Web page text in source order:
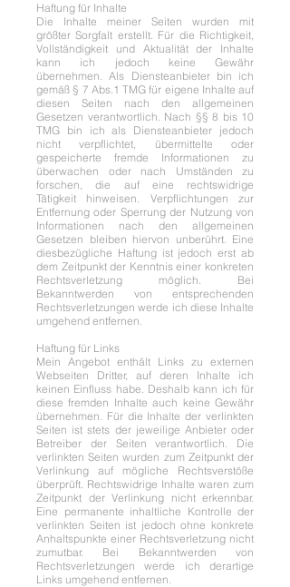
Haftung für Inhalte
Die Inhalte meiner Seiten wurden mit
größter Sorgfalt erstellt. Für die Richtigkeit,
Vollständigkeit und Aktualität der Inhalte
kann ich jedoch keine Gewähr
übernehmen. Als Diensteanbieter bin ich
gemäß § 7 Abs.1 TMG für eigene Inhalte auf
diesen Seiten nach den allgemeinen
Gesetzen verantwortlich. Nach §§ 8 bis 10
TMG bin ich als Diensteanbieter jedoch
nicht verpflichtet, übermittelte oder
gespeicherte fremde Informationen zu
überwachen oder nach Umständen zu
forschen, die auf eine rechtswidrige
Tätigkeit hinweisen. Verpflichtungen zur
Entfernung oder Sperrung der Nutzung von
Informationen nach den allgemeinen
Gesetzen bleiben hiervon unberührt. Eine
diesbezügliche Haftung ist jedoch erst ab
dem Zeitpunkt der Kenntnis einer konkreten
Rechtsverletzung möglich. Bei
Bekanntwerden von entsprechenden
Rechtsverletzungen werde ich diese Inhalte
umgehend entfernen.
Haftung für Links
Mein Angebot enthält Links zu externen
Webseiten Dritter, auf deren Inhalte ich
keinen Einfluss habe. Deshalb kann ich für
diese fremden Inhalte auch keine Gewähr
übernehmen. Für die Inhalte der verlinkten
Seiten ist stets der jeweilige Anbieter oder
Betreiber der Seiten verantwortlich. Die
verlinkten Seiten wurden zum Zeitpunkt der
Verlinkung auf mögliche Rechtsverstöße
überprüft. Rechtswidrige Inhalte waren zum
Zeitpunkt der Verlinkung nicht erkennbar.
Eine permanente inhaltliche Kontrolle der
verlinkten Seiten ist jedoch ohne konkrete
Anhaltspunkte einer Rechtsverletzung nicht
zumutbar. Bei Bekanntwerden von
Rechtsverletzungen werde ich derartige
Links umgehend entfernen.